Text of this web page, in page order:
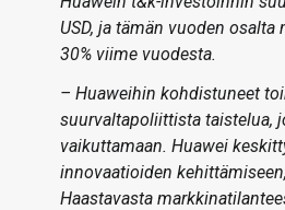
USD, ja tämän vuoden
30% viime vuodesta.
– Huaweihin kohdistuneet
suurvaltapoliittista taistelua,
vaikuttamaan. Huawei
innovaatioiden
Haastavasta